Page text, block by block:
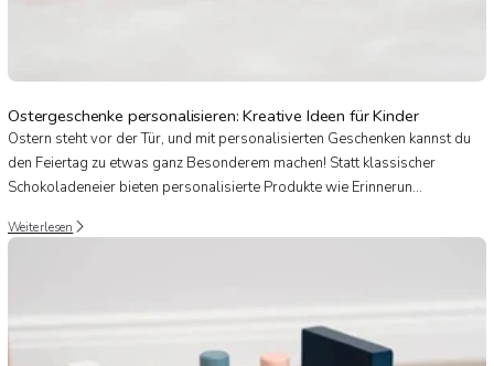
Ostergeschenke personalisieren: Kreative Ideen für Kinder
Ostern steht vor der Tür, und mit personalisierten Geschenken kannst du
den Feiertag zu etwas ganz Besonderem machen! Statt klassischer
Schokoladeneier bieten personalisierte Produkte wie Erinnerun...
Weiterlesen